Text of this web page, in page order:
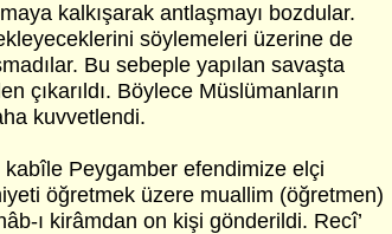
kalkışarak antlaşmayı bozdular.
söylemeleri üzerine de
Bu sebeple yapılan savaşta
çıkarıldı. Böylece Müslümanların
kuvvetlendi.
Peygamber efendimize elçi
öğretmek üzere muallim (öğretmen)
ı kirâmdan on kişi gönderildi. Recî’